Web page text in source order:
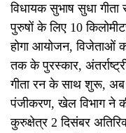
विधायक सुभाष सुधा
पुरुषों के लिए 10
होगा आयोजन, विजेताओं
तक के पुरस्कार,
गीता रन के साथ शुरू, अब
पंजीकरण, खेल विभाग ने की
कुरुक्षेत्र 2 दिसंबर